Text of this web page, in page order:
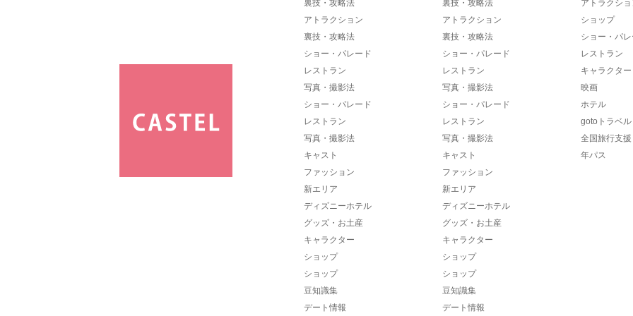
裏技・攻略法
アトラクション
裏技・攻略法
ショー・パレード
レストラン
写真・撮影法
ショー・パレード
レストラン
写真・撮影法
キャスト
ファッション
新エリア
ディズニーホテル
グッズ・お土産
キャラクター
ショップ
ショップ
豆知識集
デート情報
裏技・攻略法
アトラクション
裏技・攻略法
ショー・パレード
レストラン
写真・撮影法
ショー・パレード
レストラン
写真・撮影法
キャスト
ファッション
新エリア
ディズニーホテル
グッズ・お土産
キャラクター
ショップ
ショップ
豆知識集
デート情報
アトラクシ
ショップ
ショー・パ
レストラン
キャラクター
映画
ホテル
gotoトラベル
全国旅行支援
年パス